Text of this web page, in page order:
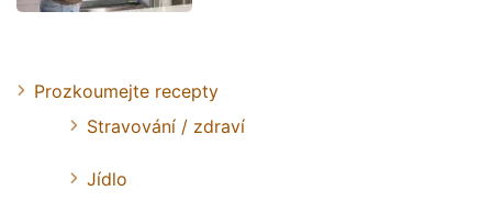
Prozkoumejte recepty
Stravování / zdraví
Jídlo